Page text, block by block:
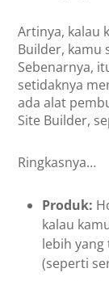
Artinya, kalau
Builder, kamu
Sebenarnya,
setidaknya
ada alat
Site Builder,
Ringkasnya…
Produk:
kalau
lebih
(seperti